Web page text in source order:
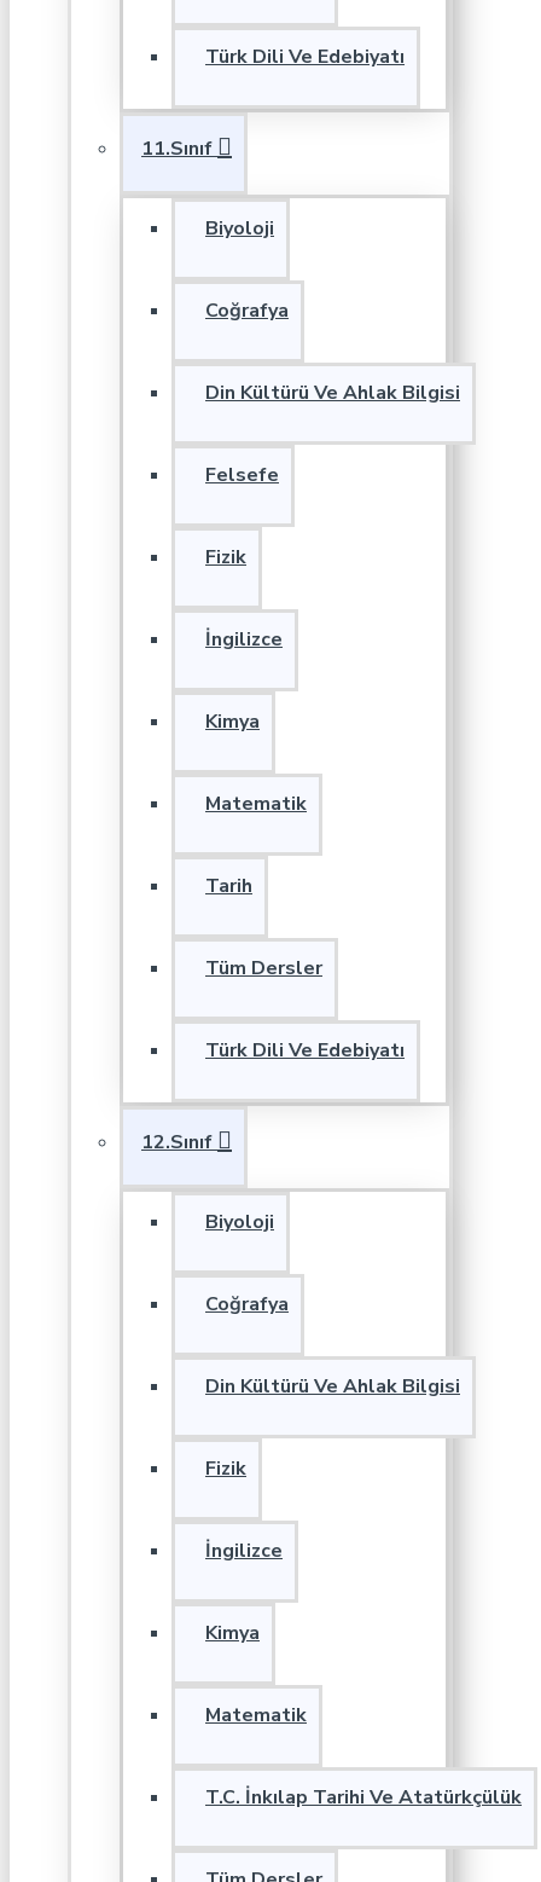
Türk Dili Ve Edebiyatı
11.Sınıf
Biyoloji
Coğrafya
Din Kültürü Ve Ahlak Bilgisi
Felsefe
Fizik
İngilizce
Kimya
Matematik
Tarih
Tüm Dersler
Türk Dili Ve Edebiyatı
12.Sınıf
Biyoloji
Coğrafya
Din Kültürü Ve Ahlak Bilgisi
Fizik
İngilizce
Kimya
Matematik
T.C. İnkılap Tarihi Ve Atatürkçülük